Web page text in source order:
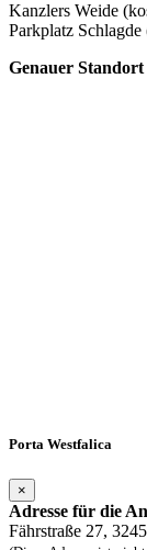
Kanzlers Weide
Parkplatz
Genauer Standort
Porta Westfalica
×
Adresse für die
Fährstraße 27,